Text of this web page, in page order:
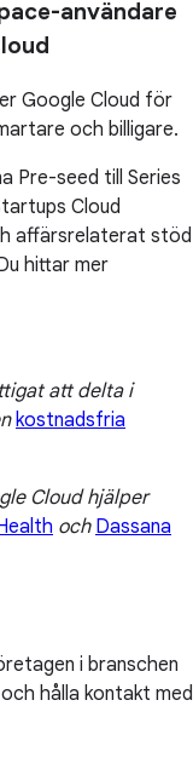
användare
Google Cloud för
och billigare.
Pre-seed till Series
Cloud
affärsrelaterat stöd
hittar mer
att delta i
kostnadsfria
Cloud hjälper
och Dassana
i branschen
hålla kontakt med